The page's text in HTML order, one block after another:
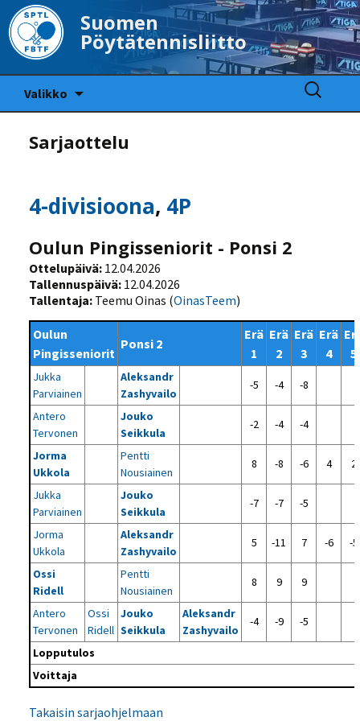
Suomen
Pöytätennisliitto
Valikko
Haku:
Sarjaottelu
4-divisioona, 4P
Oulun Pingisseniorit - Ponsi 2
Ottelupäivä: 12.04.2026
Tallennuspäivä: 12.04.2026
Tallentaja: Teemu Oinas (OinasTeem)
Oulun
Pingisseniorit
Ponsi 2
Erä
1
Erä
2
Erä
3
Erä
4
5
Jukka
Parviainen
Aleksandr
Zashyvailo
-5 -4 -8
Antero
Tervonen
Jouko
Seikkula
-2 -4 -4
Jorma
Ukkola
Pentti
Nousiainen
8 -8 -6 4 2
Jukka
Parviainen
Jouko
Seikkula
-7 -7 -5
Jorma
Ukkola
Aleksandr
Zashyvailo
5 -11 7 -6 -5
Ossi
Ridell
Pentti
Nousiainen
8 9 9
Antero
Tervonen
Ossi
Ridell
Jouko
Seikkula
Aleksandr
Zashyvailo
-4 -9 -5
Lopputulos
Voittaja
Takaisin sarjaohjelmaan